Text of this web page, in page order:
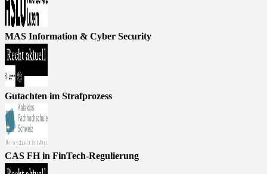
MAS Information & Cyber Security
Gutachten im Strafprozess
CAS FH in FinTech-Regulierung